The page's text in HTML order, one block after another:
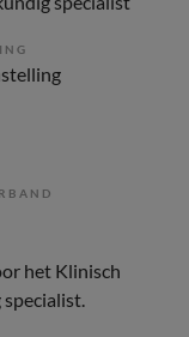
het Klinisch